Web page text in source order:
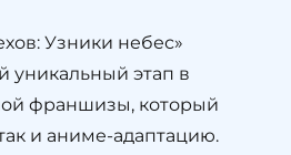
Узники небес»
уникальный этап в
франшизы, который
и аниме-адаптацию.